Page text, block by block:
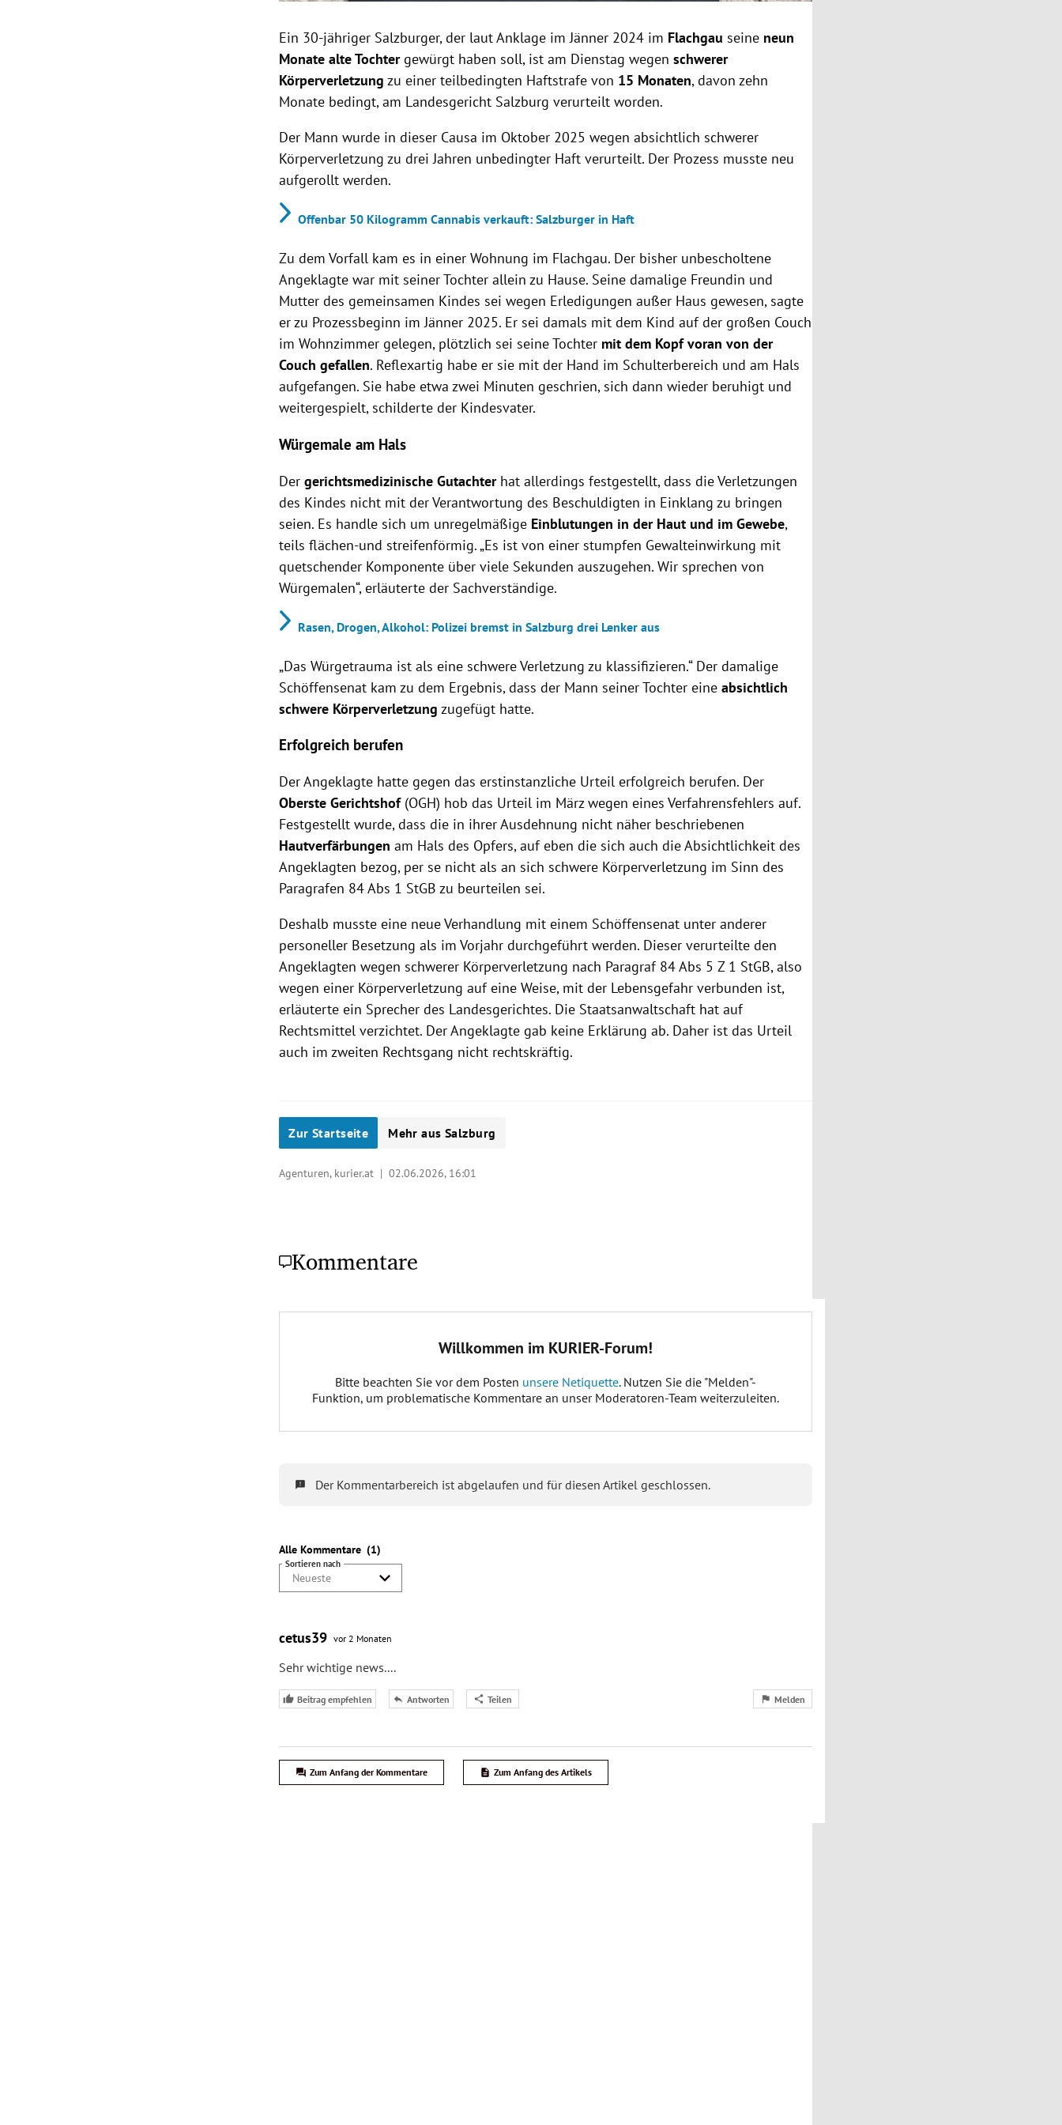
Ein 30-jähriger Salzburger, der laut Anklage im Jänner 2024 im Flachgau seine neun
Monate alte Tochtergewürgt haben soll, ist am Dienstag wegen schwerer
Körperverletzung zu einer teilbedingten Haftstrafe von 15 Monaten, davon zehn
Monate bedingt, am Landesgericht Salzburg verurteilt worden.
Der Mann wurde in dieser Causa im Oktober 2025 wegen absichtlich schwerer
Körperverletzung zu drei Jahren unbedingter Haft verurteilt. Der Prozess musste neu
aufgerollt werden.
Offenbar 50 Kilogramm Cannabis verkauft: Salzburger in Haft
Zu dem Vorfall kam es in einer Wohnung im Flachgau. Der bisher unbescholtene
Angeklagte war mit seiner Tochter allein zu Hause. Seine damalige Freundin und
Mutter des gemeinsamen Kindes sei wegen Erledigungen außer Haus gewesen, sagte
er zu Prozessbeginn im Jänner 2025. Er sei damals mit dem Kind auf der großen Couch
im Wohnzimmer gelegen, plötzlich sei seine Tochter mit dem Kopf voran von der
Couch gefallen. Reflexartig habe er sie mit der Hand im Schulterbereich und am Hals
aufgefangen. Sie habe etwa zwei Minuten geschrien, sich dann wieder beruhigt und
weitergespielt, schilderte der Kindesvater.
Würgemale am Hals
Dergerichtsmedizinische Gutachterhat allerdings festgestellt, dass die Verletzungen
des Kindes nicht mit der Verantwortung des Beschuldigten in Einklang zu bringen
seien. Es handle sich um unregelmäßige Einblutungen in der Haut und im Gewebe,
teils flächen-und streifenförmig. „Es ist von einer stumpfen Gewalteinwirkung mit
quetschender Komponente über viele Sekunden auszugehen. Wir sprechen von
Würgemalen“, erläuterte der Sachverständige.
Rasen, Drogen, Alkohol: Polizei bremst in Salzburg drei Lenker aus
„Das Würgetrauma ist als eine schwere Verletzung zu klassifizieren.“ Der damalige
Schöffensenat kam zu dem Ergebnis, dass der Mann seiner Tochter eineabsichtlich
schwere Körperverletzung zugefügt hatte.
Erfolgreich berufen
Der Angeklagte hatte gegen das erstinstanzliche Urteil erfolgreich berufen. Der
Oberste Gerichtshof(OGH) hob das Urteil im März wegen eines Verfahrensfehlers auf.
Festgestellt wurde, dass die in ihrer Ausdehnung nicht näher beschriebenen
Hautverfärbungen am Hals des Opfers, auf eben die sich auch die Absichtlichkeit des
Angeklagten bezog, per se nicht als an sich schwere Körperverletzung im Sinn des
Paragrafen 84 Abs 1 StGB zu beurteilen sei.
Deshalb musste eine neue Verhandlung mit einem Schöffensenat unter anderer
personeller Besetzung als im Vorjahr durchgeführt werden. Dieser verurteilte den
Angeklagten wegen schwerer Körperverletzung nach Paragraf 84 Abs 5 Z 1 StGB, also
wegen einer Körperverletzung auf eine Weise, mit der Lebensgefahr verbunden ist,
erläuterte ein Sprecher des Landesgerichtes. Die Staatsanwaltschaft hat auf
Rechtsmittel verzichtet. Der Angeklagte gab keine Erklärung ab. Daher ist das Urteil
auch im zweiten Rechtsgang nicht rechtskräftig.
Zur Startseite Mehr aus Salzburg
Agenturen, kurier.at |02.06.2026, 16:01
Kommentare